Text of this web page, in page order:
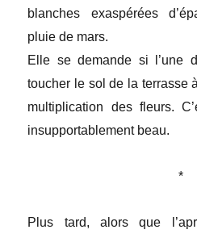
blanches exaspérées
pluie de mars.
Elle se demande si l’une
toucher le sol de la terrasse
multiplication des fleurs.
insupportablement beau.
*
Plus tard, alors que